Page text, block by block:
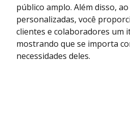
público amplo. Além disso,
personalizadas, você
clientes e colaboradores um
mostrando que se importa
necessidades deles.